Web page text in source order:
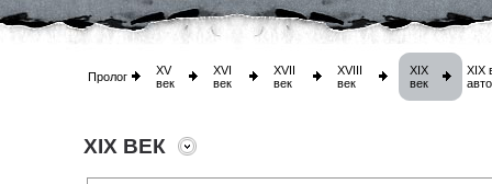
Пролог
XV
век
XVI
век
XVII
век
XVIII
век
XIX
век
XIX
XIX ВЕК